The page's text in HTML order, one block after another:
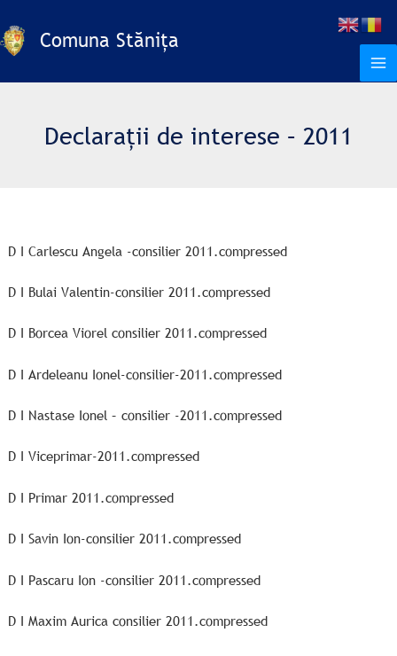
to
contentComuna Stănița
Declarații de interese – 2011
D I Carlescu Angela -consilier 2011.compressed
D I Bulai Valentin-consilier 2011.compressed
D I Borcea Viorel consilier 2011.compressed
D I Ardeleanu Ionel-consilier-2011.compressed
D I Nastase Ionel – consilier -2011.compressed
D I Viceprimar-2011.compressed
D I Primar 2011.compressed
D I Savin Ion-consilier 2011.compressed
D I Pascaru Ion -consilier 2011.compressed
D I Maxim Aurica consilier 2011.compressed